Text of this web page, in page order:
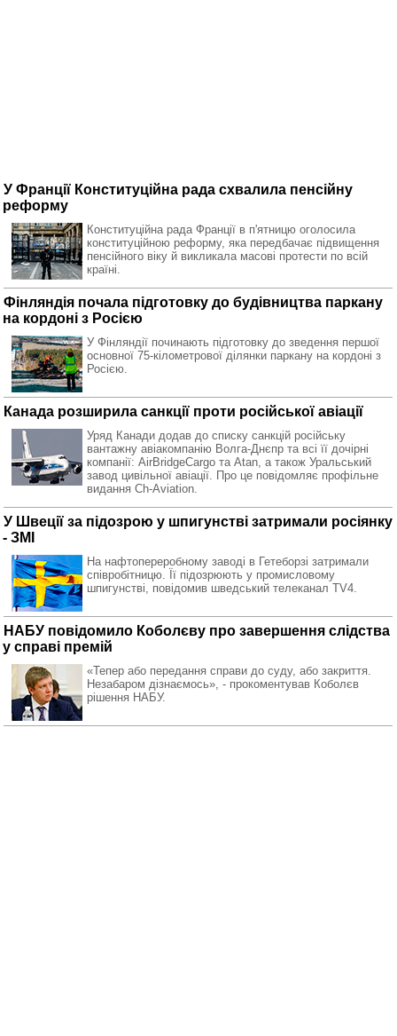
У Франції Конституційна рада схвалила пенсійну
реформу
Конституційна рада Франції в п'ятницю оголосила
конституційною реформу, яка передбачає підвищення
пенсійного віку й викликала масові протести по всій
країні.
Фінляндія почала підготовку до будівництва паркану
на кордоні з Росією
У Фінляндії починають підготовку до зведення першої
основної 75-кілометрової ділянки паркану на кордоні з
Росією.
Канада розширила санкції проти російської авіації
Уряд Канади додав до списку санкцій російську
вантажну авіакомпанію Волга-Днєпр та всі її дочірні
компанії: AirBridgeCargo та Atan, а також Уральський
завод цивільної авіації. Про це повідомляє профільне
видання Ch-Aviation.
У Швеції за підозрою у шпигунстві затримали росіянку
- ЗМІ
На нафтопереробному заводі в Гетеборзі затримали
співробітницю. Її підозрюють у промисловому
шпигунстві, повідомив шведський телеканал TV4.
НАБУ повідомило Коболєву про завершення слідства
у справі премій
«Тепер або передання справи до суду, або закриття.
Незабаром дізнаємось», - прокоментував Коболєв
рішення НАБУ.